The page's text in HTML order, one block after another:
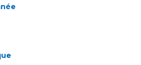
en santé à l’AP-HM